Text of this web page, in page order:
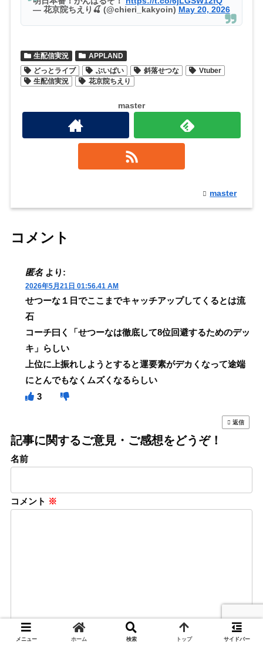
— 花京院ちえり🍒 (@chieri_kakyoin) May 20, 2026
生配信実況
APPLAND
どっとライブ
ぶいぱい 斜落せつな
Vtuber
生配信実況
花京院ちえり
master
master
コメント
匿名 より:
2026年5月21日 01:56.41 AM
せつーな１日でここまでキャッチアップしてくるとは流
石
コーチ曰く「せつーなは徹底して8位回避するためのデッ
キ」らしい
上位に上振れしようとすると運要素がデカくなって途端
にとんでもなくムズくなるらしい
3
返信
記事に関するご意見・ご感想をどうぞ！
名前
コメント ※
メニュー ホーム 検索 トップ サイドバー